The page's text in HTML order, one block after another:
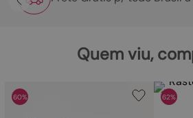
Quem viu,
60% 62%